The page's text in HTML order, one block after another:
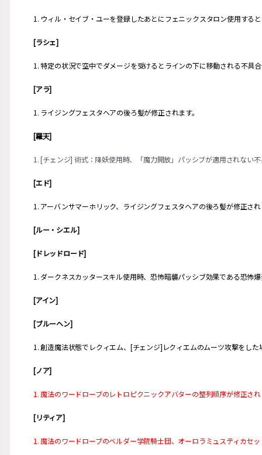
1. ウィル・セイブ・ユーを登録したあとにフェニックスタロン使用する
[ラシェ]
1. 特定の状況で空中でダメージを受けるとラインの下に移動される不具
[アラ]
1. ライジングフェスタヘアの後ろ髪が修正されます。
[羅天]
1.[チェンジ] 術式：降妖使用時、「魔力開放」パッシブが適用されない
[エド]
1. アーバンサマーホリック、ライジングフェスタヘアの後ろ髪が修正さ
[ルー・シエル]
[ドレッドロード]
1. ダークネスカッタースキル使用時、恐怖暗襲パッシブ効果である恐怖
[アイン]
[ブルーヘン]
1. 創造魔法状態でレクィエム、[チェンジ]レクィエムのムーツ攻撃をし
[ノア]
1. 魔法のワードローブのレトロピクニックアバターの整列順序が修正さ
[リティア]
1. 魔法のワードローブのベルダー学院騎士団、オーロラミュスティカセ